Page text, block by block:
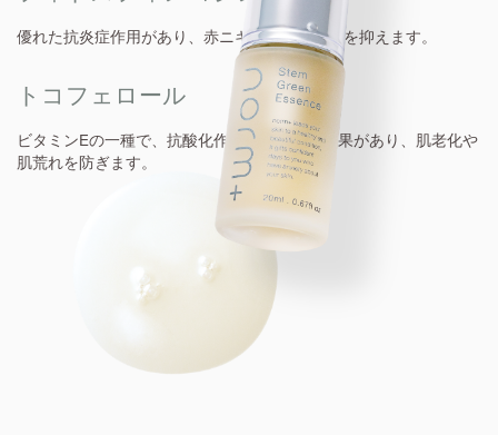
優れた抗炎症作用があり、赤ニキビなどの炎症を抑えます。
トコフェロール
ビタミンEの一種で、抗酸化作用や血流改善効果があり、肌老化や
肌荒れを防ぎます。